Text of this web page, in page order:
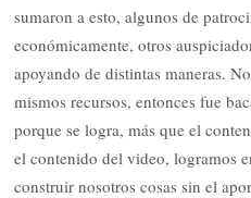
sumaron a esto, algunos de
económicamente, otros
apoyando de distintas maneras.
mismos recursos, entonces fue
porque se logra, más que el
el contenido del video, logramos
construir nosotros cosas sin el